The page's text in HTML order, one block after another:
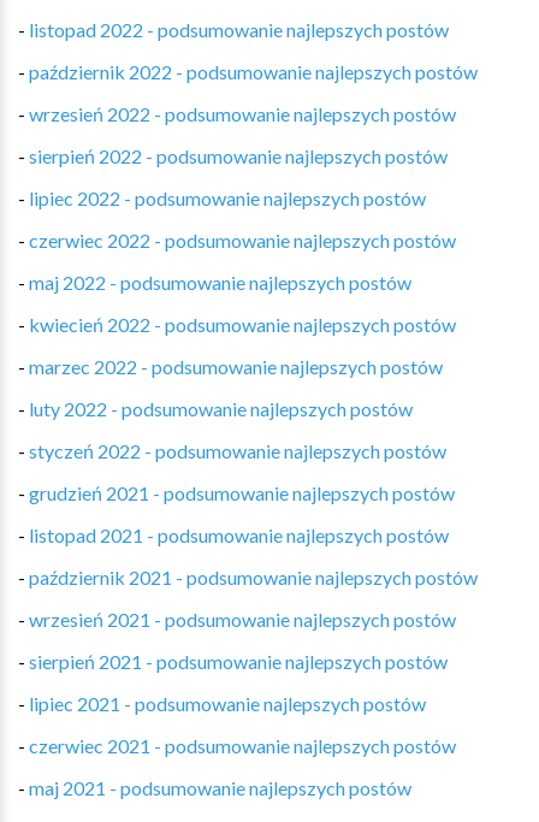
- listopad 2022 - podsumowanie najlepszych postów
- październik 2022 - podsumowanie najlepszych postów
- wrzesień 2022 - podsumowanie najlepszych postów
- sierpień 2022 - podsumowanie najlepszych postów
- lipiec 2022 - podsumowanie najlepszych postów
- czerwiec 2022 - podsumowanie najlepszych postów
- maj 2022 - podsumowanie najlepszych postów
- kwiecień 2022 - podsumowanie najlepszych postów
- marzec 2022 - podsumowanie najlepszych postów
- luty 2022 - podsumowanie najlepszych postów
- styczeń 2022 - podsumowanie najlepszych postów
- grudzień 2021 - podsumowanie najlepszych postów
- listopad 2021 - podsumowanie najlepszych postów
- październik 2021 - podsumowanie najlepszych postów
- wrzesień 2021 - podsumowanie najlepszych postów
- sierpień 2021 - podsumowanie najlepszych postów
- lipiec 2021 - podsumowanie najlepszych postów
- czerwiec 2021 - podsumowanie najlepszych postów
- maj 2021 - podsumowanie najlepszych postów